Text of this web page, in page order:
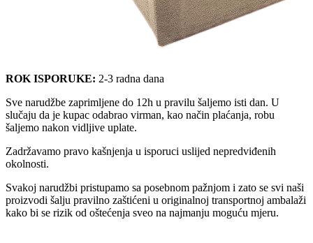
ROK ISPORUKE: 2-3 radna dana
Sve narudžbe zaprimljene do 12h u pravilu šaljemo isti dan. U
slučaju da je kupac odabrao virman, kao način plaćanja, robu
šaljemo nakon vidljive uplate.
Zadržavamo pravo kašnjenja u isporuci uslijed nepredviđenih
okolnosti.
Svakoj narudžbi pristupamo sa posebnom pažnjom i zato se svi naši
proizvodi šalju pravilno zaštićeni u originalnoj transportnoj ambalaži
kako bi se rizik od oštećenja sveo na najmanju moguću mjeru.